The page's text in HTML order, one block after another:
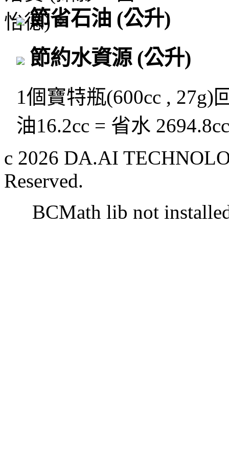
節省石油 (公升)
節約水資源 (公升)
1個寶特瓶(600cc , 27g)
油16.2cc = 省水
c 2026 DA.AI
Reserved.
BCMath lib not